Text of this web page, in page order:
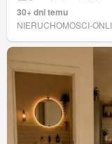
30+ dni temu
NIERUCHOMOSCI-